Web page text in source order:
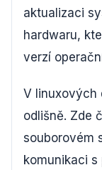
aktualizaci
hardwaru,
verzí
V linuxových
odlišně. Zde
souborovém
komunikaci s